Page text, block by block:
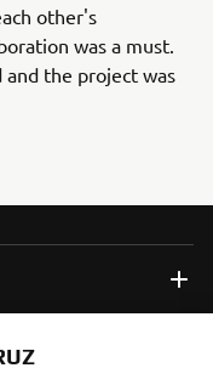
other's
was a must.
and the project was